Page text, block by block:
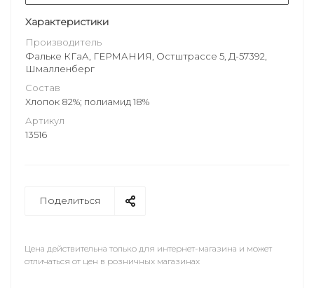
Характеристики
Производитель
Фальке КГаА, ГЕРМАНИЯ, Остштрассе 5, Д-57392,
Шмалленберг
Состав
Хлопок 82%; полиамид 18%
Артикул
13516
Поделиться
Цена действительна только для интернет-магазина и может
отличаться от цен в розничных магазинах